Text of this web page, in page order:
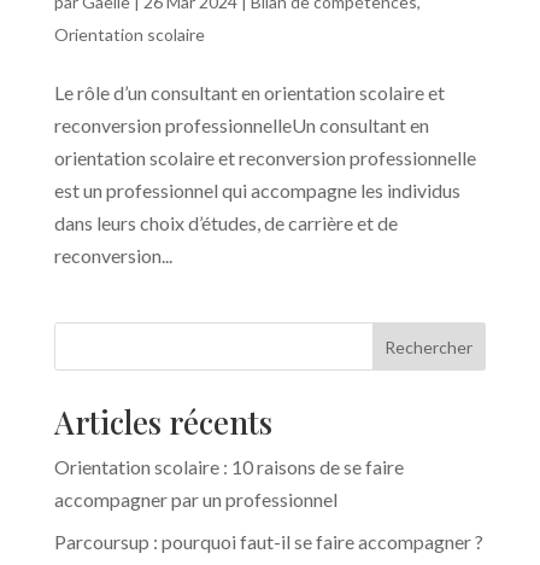
Orientation scolaire
Le rôle d’un consultant en orientation scolaire et
reconversion professionnelleUn consultant en
orientation scolaire et reconversion professionnelle
est un professionnel qui accompagne les individus
dans leurs choix d’études, de carrière et de
reconversion...
Rechercher
Articles récents
Orientation scolaire : 10 raisons de se faire
accompagner par un professionnel
Parcoursup : pourquoi faut-il se faire accompagner ?